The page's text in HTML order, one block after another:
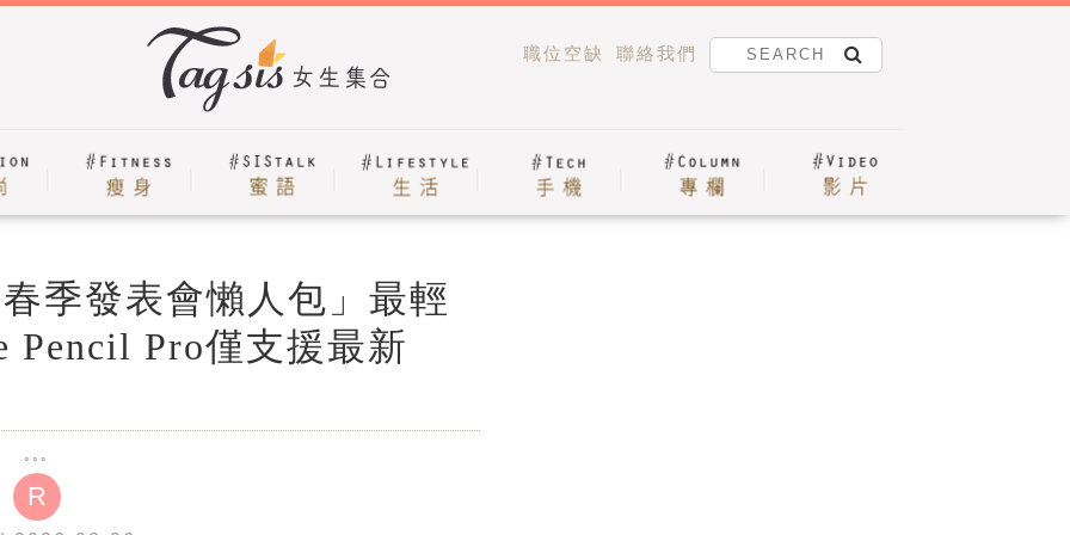
職位空缺 聯絡我們
季發表會懶人包」最輕
Pencil Pro僅支援最新
R